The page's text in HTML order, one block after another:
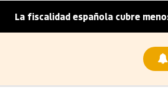
La fiscalidad española cubre menos